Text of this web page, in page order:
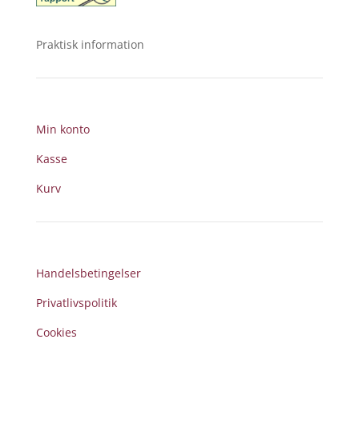
Praktisk information
Min konto
Kasse
Kurv
Handelsbetingelser
Privatlivspolitik
Cookies